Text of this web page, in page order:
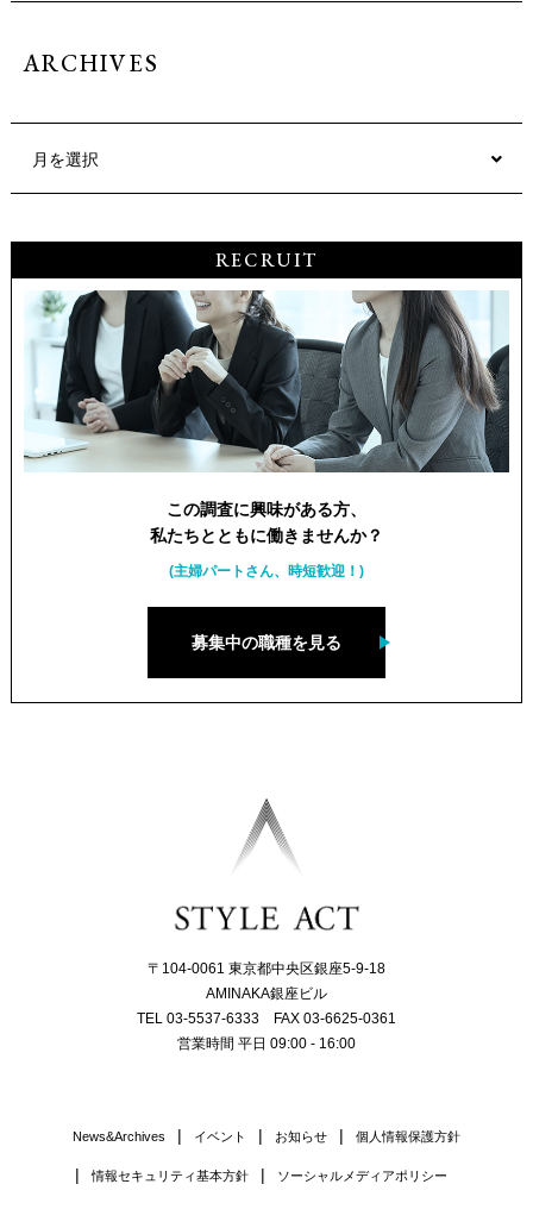
ARCHIVES
月を選択
RECRUIT
この調査に興味がある方、
私たちとともに働きませんか？
(主婦パートさん、時短歓迎！)
募集中の職種を見る
〒104-0061 東京都中央区銀座5-9-18
AMINAKA銀座ビル
TEL 03-5537-6333 FAX 03-6625-0361
営業時間 平日 09:00 - 16:00
News&Archives イベント お知らせ 個人情報保護方針
情報セキュリティ基本方針 ソーシャルメディアポリシー